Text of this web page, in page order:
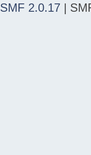
SMF 2.0.17 |